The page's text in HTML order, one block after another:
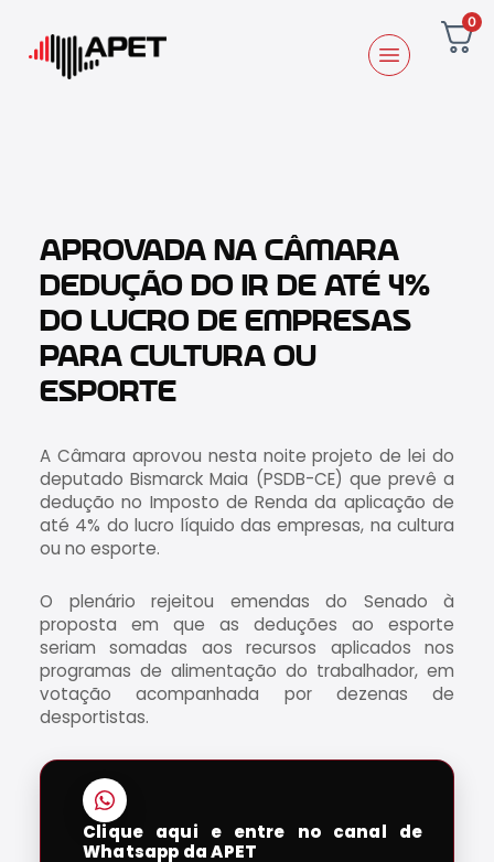
0
APROVADA NA CÂMARA
DEDUÇÃO DO IR DE ATÉ 4%
DO LUCRO DE EMPRESAS
PARA CULTURA OU
ESPORTE
A Câmara aprovou nesta noite projeto de lei do
deputado Bismarck Maia (PSDB-CE) que prevê a
dedução no Imposto de Renda da aplicação de
até 4% do lucro líquido das empresas, na cultura
ou no esporte.
O plenário rejeitou emendas do Senado à
proposta em que as deduções ao esporte
seriam somadas aos recursos aplicados nos
programas de alimentação do trabalhador, em
votação acompanhada por dezenas de
desportistas.
Clique aqui e entre no canal de
Whatsapp da APET